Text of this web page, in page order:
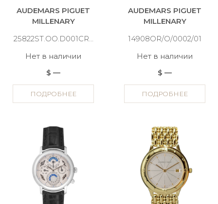
AUDEMARS PIGUET
MILLENARY
25822ST.OO.D001CR.02
Нет в наличии
$ —
ПОДРОБНЕЕ
AUDEMARS PIGUET
MILLENARY
14908OR/O/0002/01
Нет в наличии
$ —
ПОДРОБНЕЕ